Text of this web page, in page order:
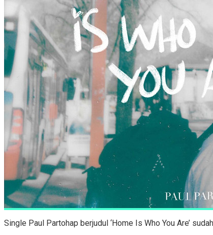
Single Paul Partohap berjudul ‘Home Is Who You Are’